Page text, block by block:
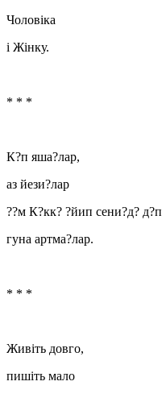
Чоловіка
і Жінку.
* * *
К?п яша?лар,
аз йези?лар
??м К?кк? ?йип сени?д? д?п
гуна артма?лар.
* * *
Живіть довго,
пишіть мало